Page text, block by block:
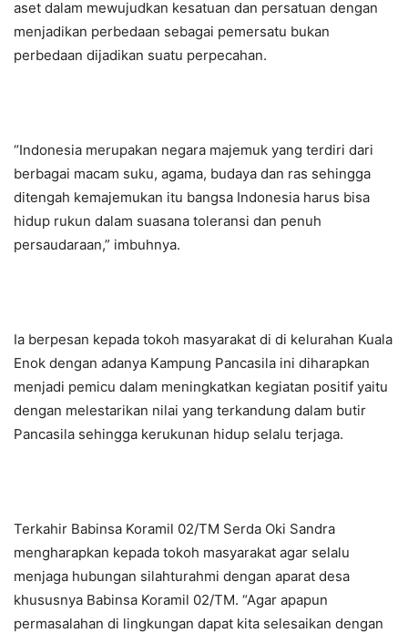
aset dalam mewujudkan kesatuan dan persatuan dengan
menjadikan perbedaan sebagai pemersatu bukan
perbedaan dijadikan suatu perpecahan.
“Indonesia merupakan negara majemuk yang terdiri dari
berbagai macam suku, agama, budaya dan ras sehingga
ditengah kemajemukan itu bangsa Indonesia harus bisa
hidup rukun dalam suasana toleransi dan penuh
persaudaraan,” imbuhnya.
Ia berpesan kepada tokoh masyarakat di di kelurahan Kuala
Enok dengan adanya Kampung Pancasila ini diharapkan
menjadi pemicu dalam meningkatkan kegiatan positif yaitu
dengan melestarikan nilai yang terkandung dalam butir
Pancasila sehingga kerukunan hidup selalu terjaga.
Terkahir Babinsa Koramil 02/TM Serda Oki Sandra
mengharapkan kepada tokoh masyarakat agar selalu
menjaga hubungan silahturahmi dengan aparat desa
khususnya Babinsa Koramil 02/TM. “Agar apapun
permasalahan di lingkungan dapat kita selesaikan dengan